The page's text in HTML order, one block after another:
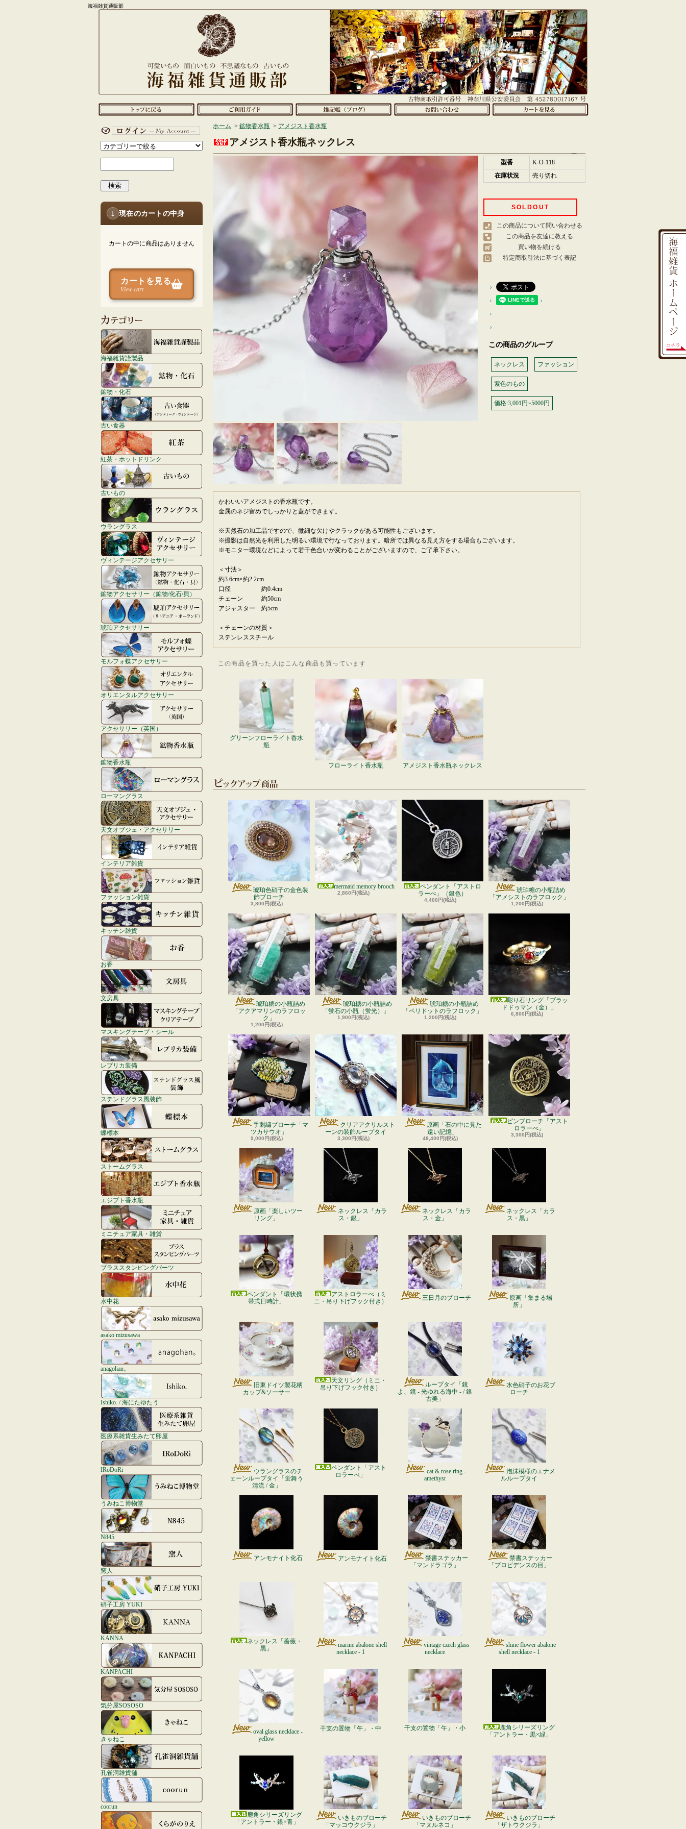
海福雑貨通販部
検索
↓ 現在のカートの中身
カートの中に商品はありません
カートを見る
View cart
海福雑貨謹製品
鉱物・化石
古い食器
紅茶・ホットドリンク
古いもの
ウラングラス
ヴィンテージアクセサリー
鉱物アクセサリー（鉱物/化石/貝）
琥珀アクセサリー
モルフォ蝶アクセサリー
オリエンタルアクセサリー
アクセサリー（英国）
鉱物香水瓶
ローマングラス
天文オブジェ・アクセサリー
インテリア雑貨
ファッション雑貨
キッチン雑貨
お香
文房具
マスキングテープ・シール
レプリカ装備
ステンドグラス風装飾
蝶標本
ストームグラス
エジプト香水瓶
ミニチュア家具・雑貨
ブラススタンピングパーツ
水中花
asako mizusawa
anagohan。
Ishiko. / 海にたゆたう
医療系雑貨生みたて卵屋
IRoDoRi
うみねこ博物堂
N845
窯人
硝子工房 YUKI
KANNA
KANPACHI
気分屋SOSOSO
きゃねこ
孔雀洞雑貨舗
coorun
ホーム > 鉱物香水瓶 > アメジスト香水瓶
アメジスト香水瓶ネックレス
型番
K-O-118
在庫状況
売り切れ
SOLDOUT
この商品について問い合わせる
この商品を友達に教える
買い物を続ける
特定商取引法に基づく表記
この商品のグループ
ネックレス ファッション
紫色のもの
価格:3,001円~5000円
かわいいアメジストの香水瓶です。
金属のネジ留めでしっかりと蓋ができます。
※天然石の加工品ですので、微細な欠けやクラックがある可能性もございます。
※撮影は自然光を利用した明るい環境で行なっております。暗所では異なる見え方をする場合もございます。
※モニター環境などによって若干色合いが変わることがございますので、ご了承下さい。
＜寸法＞
約3.6cm×約2.2cm
口径 約0.4cm
チェーン 約50cm
アジャスター 約5cm
＜チェーンの材質＞
ステンレススチール
この商品を買った人はこんな商品も買っています
グリーンフローライト香水
瓶
フローライト香水瓶 アメジスト香水瓶ネックレス
琥珀色硝子の金色装
飾ブローチ
3,800円(税込)
mermaid memory brooch
2,860円(税込)
ペンダント「アストロ
ラーべ」（銀色）
4,400円(税込)
琥珀糖の小瓶詰め
「アメシストのラフロック」
1,200円(税込)
琥珀糖の小瓶詰め
「アクアマリンのラフロッ
ク」
1,200円(税込)
琥珀糖の小瓶詰め
「蛍石の小瓶（蛍光）」
1,900円(税込)
琥珀糖の小瓶詰め
「ペリドットのラフロック」
1,200円(税込)
彫り石リング「ブラッ
ドドゥマン（金）」
6,800円(税込)
手刺繍ブローチ「マ
ツカサウオ」
9,000円(税込)
クリアアクリルスト
ーンの装飾ループタイ
3,300円(税込)
原画「石の中に見た
遠い記憶」
48,400円(税込)
ピンブローチ「アスト
ロラーべ」
3,300円(税込)
原画「楽しいツー
リング」
ネックレス「カラ
ス・銀」
ネックレス「カラ
ス・金」
ネックレス「カラ
ス・黒」
ペンダント「環状携
帯式日時計」
アストロラーべ（ミ
ニ・吊り下げフック付き）
三日月のブローチ
原画「集まる場
所」
旧東ドイツ製花柄
カップ&ソーサー
天文リング（ミニ・
吊り下げフック付き）
ループタイ「鏡
よ、鏡 - 光ゆれる海中 - / 銀
古美」
水色硝子のお花ブ
ローチ
ウラングラスのチ
ェーンループタイ「蛍舞う
清流 / 金」
ペンダント「アスト
ロラーべ」
cat & rose ring -
amethyst
泡沫模様のエナメ
ルループタイ
アンモナイト化石 アンモナイト化石
禁書ステッカー
「マンドラゴラ」
禁書ステッカー
「プロビデンスの目」
ネックレス「薔薇・
黒」
marine abalone shell
necklace - 1
vintage czech glass
necklace
shine flower abalone
shell necklace - 1
oval glass necklace -
yellow
干支の置物「午」・中 干支の置物「午」・小
鹿角シリーズリング
「アントラー・黒×緑」
鹿角シリーズリング
「アントラー・銀×青」
いきものブローチ
「マッコウクジラ」
いきものブローチ
「マヌルネコ」
いきものブローチ
「ザトウクジラ」